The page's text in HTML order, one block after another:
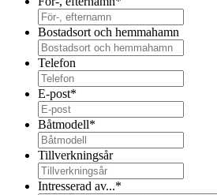
Bostadsort och hemmahamn
Telefon
E-post*
Båtmodell*
Tillverkningsår
Intresserad av...*